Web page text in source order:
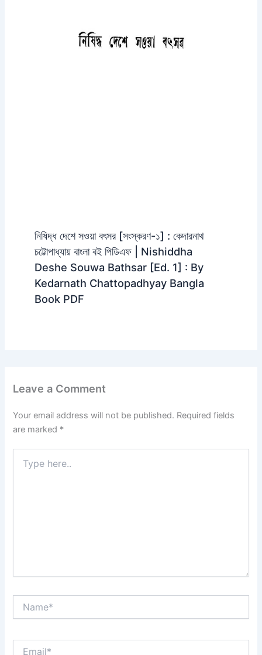
নিষিদ্ধ দেশে সওয়া বৎসর [সংস্করণ-১] : কেদারনাথ
চট্টোপাধ্যায় বাংলা বই পিডিএফ | Nishiddha
Deshe Souwa Bathsar [Ed. 1] : By
Kedarnath Chattopadhyay Bangla
Book PDF
Leave a Comment
Your email address will not be published. Required fields
are marked *
here..